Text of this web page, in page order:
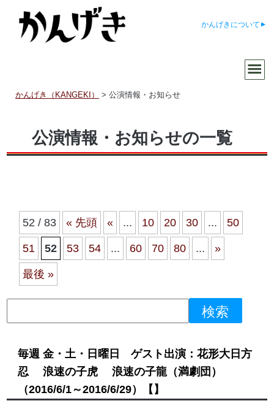
かんげきについて
かんげき（KANGEKI） >公演情報・お知らせ
公演情報・お知らせの一覧
52 / 83 « 先頭 « ... 10 20 30 ... 50
51 52 53 54 ... 60 70 80 ... »
最後 »
毎週 金・土・日曜日 ゲスト出演：花形大日方
忍 浪速の子虎 浪速の子龍（満劇団）
（2016/6/1～2016/6/29）
【】